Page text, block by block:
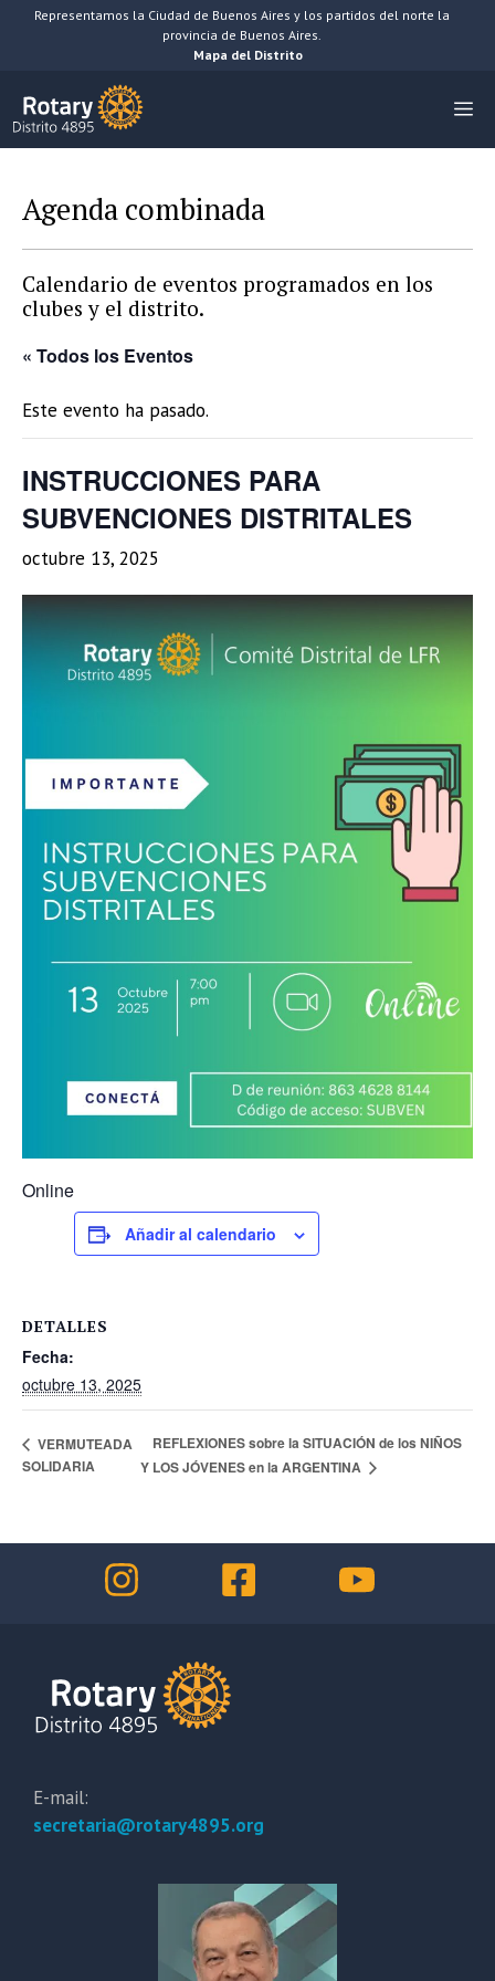
SaltarRepresentamos la Ciudad de Buenos Aires y los partidos del norte la
provincia de Buenos Aires.
Mapa del Distrito
Agenda combinada
Calendario de eventos programados en los
clubes y el distrito.
« Todos los Eventos
Este evento ha pasado.
INSTRUCCIONES PARA
SUBVENCIONES DISTRITALES
octubre 13, 2025
Online
Añadir al calendario
DETALLES
Fecha:
octubre 13, 2025
VERMUTEADA
SOLIDARIA
REFLEXIONES sobre la SITUACIÓN de los NIÑOS
Y LOS JÓVENES en la ARGENTINA
E-mail:
secretaria@rotary4895.org